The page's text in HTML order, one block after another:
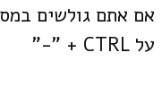
אם אתם גולשים
על CTRL + "-"